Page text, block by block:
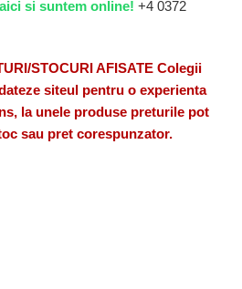
si suntem online! +4 0372
STOCURI AFISATE Colegii
siteul pentru o experienta
la unele produse preturile pot
sau pret corespunzator.